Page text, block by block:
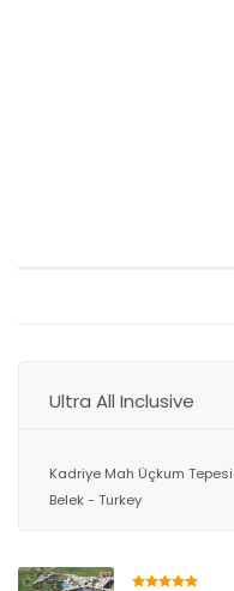
Ultra All Inclusive
Kadriye Mah Üçkum
Belek - Turkey